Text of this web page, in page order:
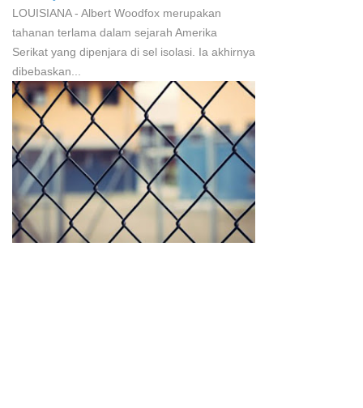
LOUISIANA - Albert Woodfox merupakan
tahanan terlama dalam sejarah Amerika
Serikat yang dipenjara di sel isolasi. Ia akhirnya
dibebaskan...